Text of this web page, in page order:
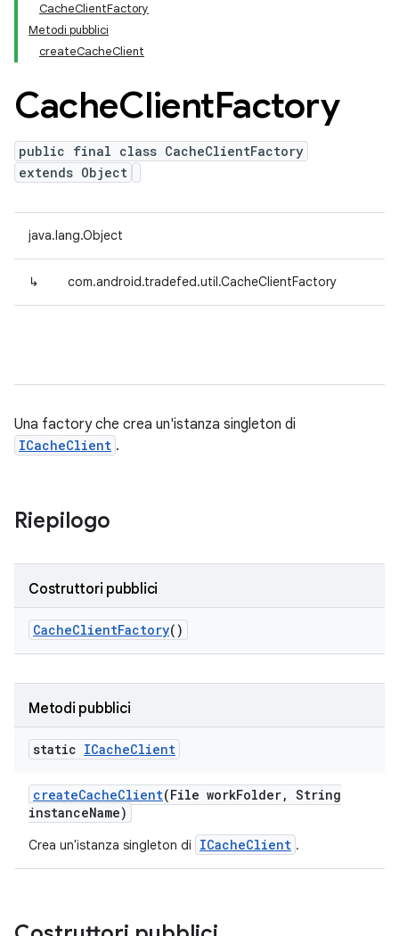
CacheClientFactory
Metodi pubblici
createCacheClient
CacheClientFactory
public final class CacheClientFactory
extends Object
java.lang.Object
↳ com.android.tradefed.util.CacheClientFactory
Una factory che crea un'istanza singleton di
ICacheClient .
Riepilogo
Costruttori pubblici
CacheClientFactory()
Metodi pubblici
static ICacheClient
createCacheClient(File workFolder, String
instanceName)
Crea un'istanza singleton di ICacheClient .